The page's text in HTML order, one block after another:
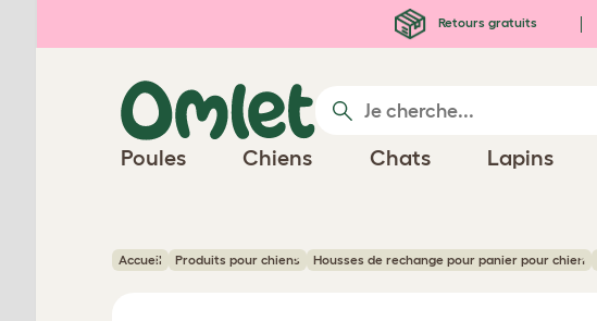
Retours gratuits
Poules Chiens Chats Lapins
Accueil Produits pour chiens Housses de rechange pour panier pour chien